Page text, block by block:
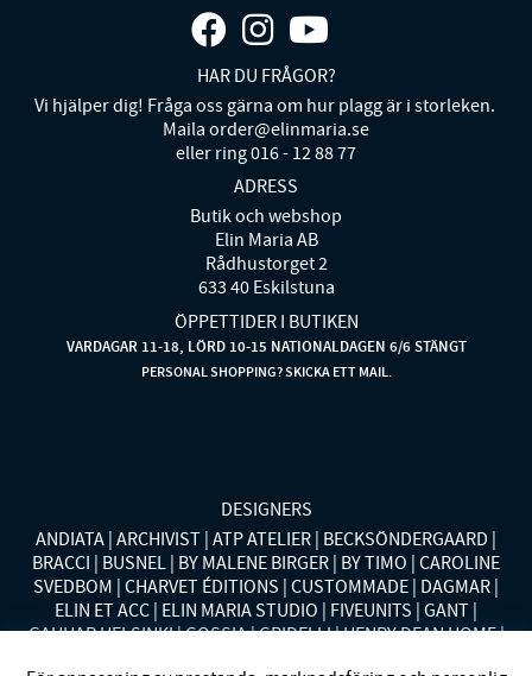
HAR DU FRÅGOR?
Vi hjälper dig! Fråga oss gärna om hur plagg är i storleken.
Maila order@elinmaria.se
eller ring 016 - 12 88 77
ADRESS
Butik och webshop
Elin Maria AB
Rådhustorget 2
633 40 Eskilstuna
ÖPPETTIDER I BUTIKEN
VARDAGAR 11-18, LÖRD 10-15 NATIONALDAGEN 6/6 STÄNGT
PERSONAL SHOPPING? SKICKA ETT MAIL.
DESIGNERS
ANDIATA ARCHIVIST ATP ATELIER BECKSÖNDERGAARD
BRACCI BUSNEL BY MALENE BIRGER BY TIMO CAROLINE
SVEDBOM CHARVET ÉDITIONS CUSTOMMADE DAGMAR
ELIN ET ACC ELIN MARIA STUDIO FIVEUNITS GANT
GAUHAR HELSINKI GOSSIA GRIDELLI HENRY DEAN HOME